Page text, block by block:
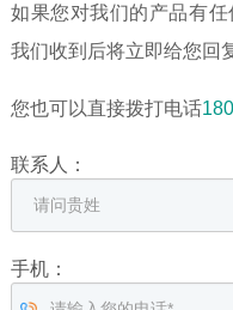
如果您对我们的产品有任
我们收到后将立即给您回
您也可以直接拨打电话
联系人：
手机：